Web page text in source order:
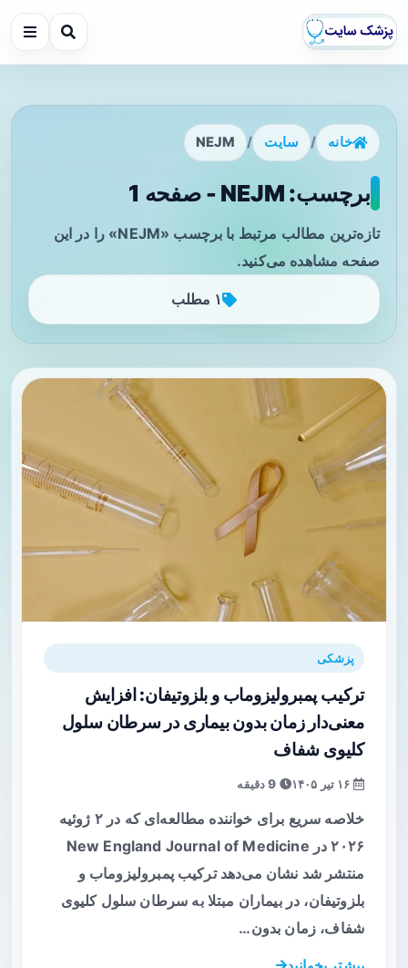
خانه / سایت /
NEJM
برچسب: NEJM - صفحه 1
تازه‌ترین مطالب مرتبط با برچسب «NEJM» را در این
صفحه مشاهده می‌کنید.
۱ مطلب
پزشکی
ترکیب پمبرولیزوماب و بلزوتیفان: افزایش
معنی‌دار زمان بدون بیماری در سرطان سلول
کلیوی شفاف
خلاصه سریع برای خواننده مطالعه‌ای که در ۲ ژوئیه
۲۰۲۶ در New England Journal of Medicine
منتشر شد نشان می‌دهد ترکیب پمبرولیزوماب و
بلزوتیفان، در بیماران مبتلا به سرطان سلول کلیوی
شفاف، زمان بدون…